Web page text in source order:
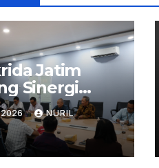
Jatim
Sinergi
Petani
bersama
2026 NURIL